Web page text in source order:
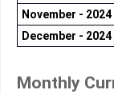
November - 2024
December - 2024
Monthly